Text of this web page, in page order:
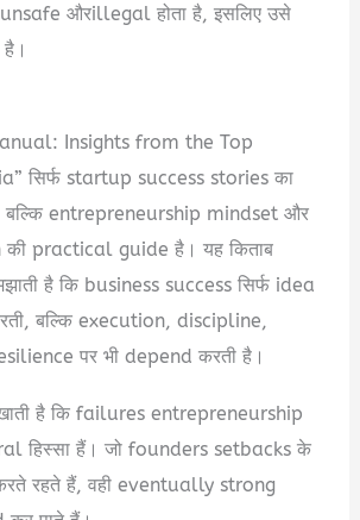
औरillegal होता है, इसलिए उसे
Insights from the Top
सिर्फ startup success stories का
entrepreneurship mindset और
practical guide है। यह किताब
है कि business success सिर्फ idea
बल्कि execution, discipline,
पर भी depend करती है।
है कि failures entrepreneurship
हिस्सा हैं। जो founders setbacks के
रहते हैं, वही eventually strong